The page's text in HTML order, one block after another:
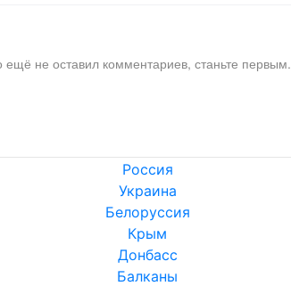
ещё не оставил комментариев, станьте первым.
Россия
Украина
Белоруссия
Крым
Донбасс
Балканы